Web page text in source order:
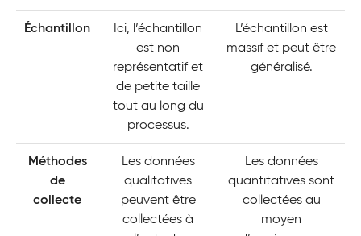
Échantillon
Ici, l’échantillon
est non
représentatif et
de petite taille
tout au long du
processus.
L’échantillon est
massif et peut être
généralisé.
Méthodes
de
collecte
Les données
qualitatives
peuvent être
collectées à
Les données
quantitatives sont
collectées au
moyen